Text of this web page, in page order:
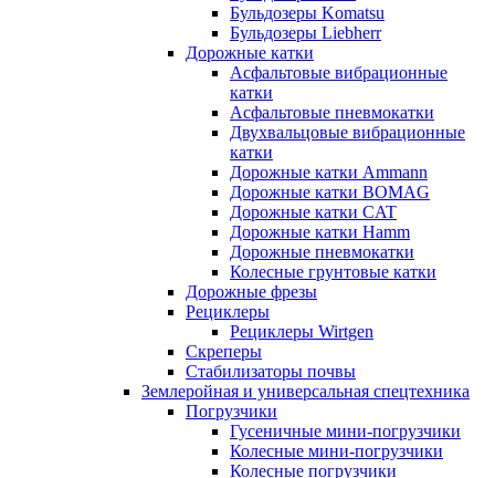
Бульдозеры Komatsu
Бульдозеры Liebherr
Дорожные катки
Асфальтовые вибрационные
катки
Асфальтовые пневмокатки
Двухвальцовые вибрационные
катки
Дорожные катки Ammann
Дорожные катки BOMAG
Дорожные катки CAT
Дорожные катки Hamm
Дорожные пневмокатки
Колесные грунтовые катки
Дорожные фрезы
Рециклеры
Рециклеры Wirtgen
Скреперы
Стабилизаторы почвы
Землеройная и универсальная спецтехника
Погрузчики
Гусеничные мини-погрузчики
Колесные мини-погрузчики
Колесные погрузчики